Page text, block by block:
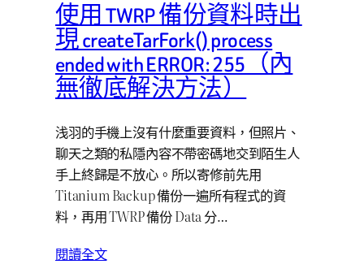
使用 TWRP 備份資料時出
現 createTarFork() process
ended with ERROR: 255（內
無徹底解決方法）
浅羽的手機上沒有什麼重要資料，但照片、
聊天之類的私隱內容不帶密碼地交到陌生人
手上終歸是不放心。所以寄修前先用
Titanium Backup 備份一遍所有程式的資
料，再用 TWRP 備份 Data 分…
閱讀全文